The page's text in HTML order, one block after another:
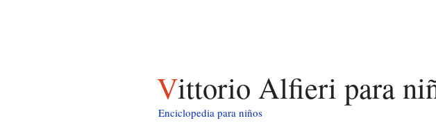
Vittorio Alfieri para
Enciclopedia para niños